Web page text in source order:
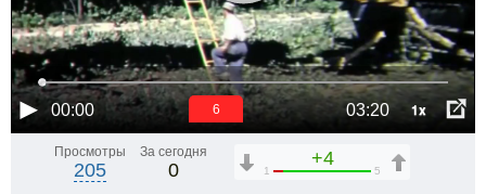
00:00 03:20 1x
6
Просмотры
205
За сегодня
0
+4
1 5